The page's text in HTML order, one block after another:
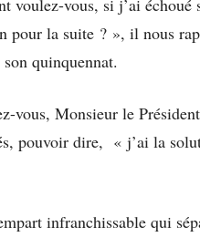
pour la suite ? », il nous
quinquennat.
vous, Monsieur le
pouvoir dire, « j’ai la
infranchissable qui